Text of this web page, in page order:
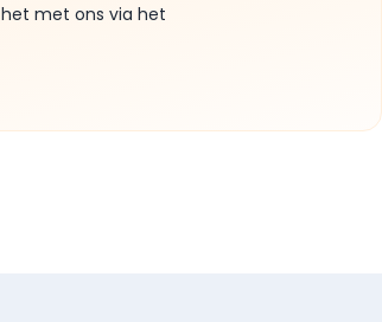
met ons via het